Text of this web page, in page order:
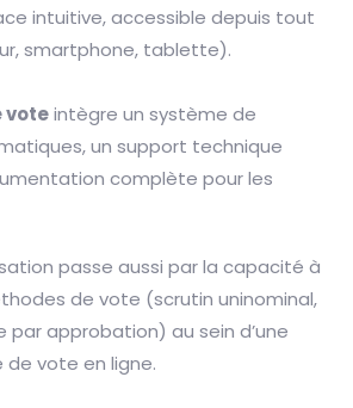
intuitive, accessible depuis tout
smartphone, tablette).
voteintègre un système de
un support technique
complète pour les
passe aussi par la capacité à
de vote (scrutin uninominal,
par approbation) au sein d’une
vote en ligne.